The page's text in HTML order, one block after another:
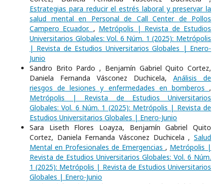
Estrategias para reducir el estrés laboral y preservar la
salud mental en Personal de Call Center de Pollos
Campero Ecuador. , Metrópolis | Revista de Estudios
Universitarios Globales: Vol. 6 Núm. 1 (2025): Metrópolis
| Revista de Estudios Universitarios Globales | Enero-
Junio
Sandro Brito Pardo , Benjamín Gabriel Quito Cortez,
Daniela Fernanda Vásconez Duchicela, Análisis de
riesgos de lesiones y enfermedades en bomberos ,
Metrópolis | Revista de Estudios Universitarios
Globales: Vol. 6 Núm. 1 (2025): Metrópolis | Revista de
Estudios Universitarios Globales | Enero-Junio
Sara Liseth Flores Loayza, Benjamín Gabriel Quito
Cortez, Daniela Fernanda Vásconez Duchicela , Salud
Mental en Profesionales de Emergencias , Metrópolis |
Revista de Estudios Universitarios Globales: Vol. 6 Núm.
1 (2025): Metrópolis | Revista de Estudios Universitarios
Globales | Enero-Junio